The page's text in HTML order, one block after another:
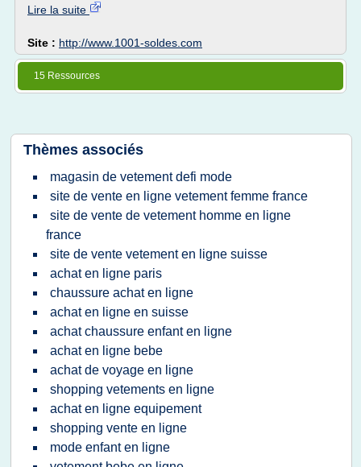
Lire la suite
Site : http://www.1001-soldes.com
15 Ressources
Thèmes associés
magasin de vetement defi mode
site de vente en ligne vetement femme france
site de vente de vetement homme en ligne
france
site de vente vetement en ligne suisse
achat en ligne paris
chaussure achat en ligne
achat en ligne en suisse
achat chaussure enfant en ligne
achat en ligne bebe
achat de voyage en ligne
shopping vetements en ligne
achat en ligne equipement
shopping vente en ligne
mode enfant en ligne